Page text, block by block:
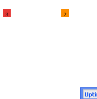
3 2